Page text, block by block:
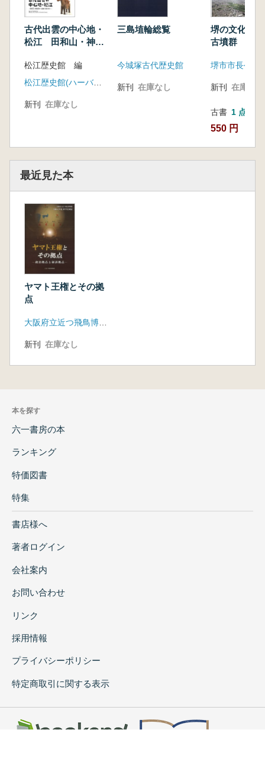
古代出雲の中心地・
松江 田和山・神後
へ
松江歴史館 編
松江歴史館(ハーバスト出版)
新刊 在庫なし
三島埴輪総覧
今城塚古代歴史館
新刊 在庫なし
堺の文化財
古墳群
新刊 在庫なし
古書 1 点
550 円
最近見た本
ヤマト王権とその拠
点
新刊 在庫なし
本を探す
六一書房の本
ランキング
特価図書
特集
書店様へ
著者ログイン
会社案内
お問い合わせ
リンク
採用情報
プライバシーポリシー
特定商取引に関する表示